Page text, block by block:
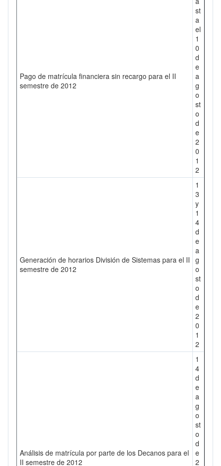
Pago de matrícula financiera sin recargo para el II
semestre de 2012
st
a
el
1
0
d
e
a
g
o
st
o
d
e
2
0
1
2
Generación de horarios División de Sistemas para el II
semestre de 2012
1
3
y
1
4
d
e
a
g
o
st
o
d
e
2
0
1
2
Análisis de matrícula por parte de los Decanos para el
II semestre de 2012
1
4
d
e
a
g
o
st
o
d
e
2